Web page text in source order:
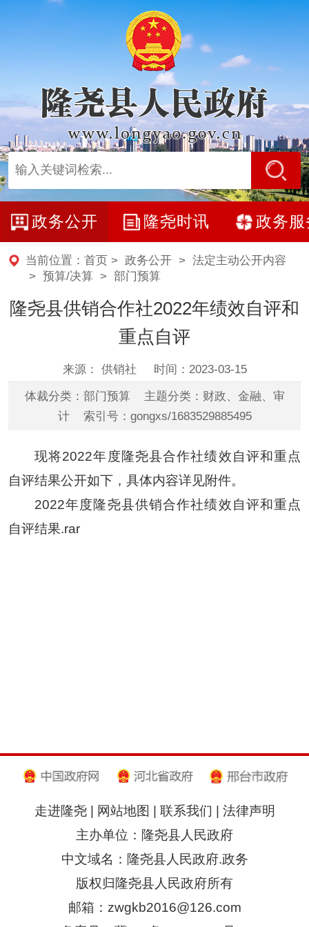
政务公开 隆尧时讯 政务服
当前位置： 首页 > 政务公开> 法定主动公开内容
> 预算/决算> 部门预算
隆尧县供销合作社2022年绩效自评和
重点自评
来源： 供销社 时间：2023-03-15
体裁分类：部门预算 主题分类：财政、金融、审
计 索引号：gongxs/1683529885495
现将2022年度隆尧县合作社绩效自评和重点
自评结果公开如下，具体内容详见附件。
2022年度隆尧县供销合作社绩效自评和重点
自评结果.rar
走进隆尧| 网站地图 联系我们
法律声明
主办单位：隆尧县人民政府
中文域名：隆尧县人民政府.政务
版权归隆尧县人民政府所有
邮箱：zwgkb2016@126.com